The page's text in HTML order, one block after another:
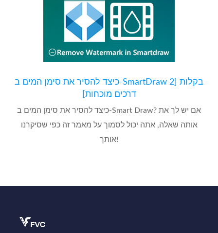
כיצד להסיר את סימן המים ב-SmartDraw בקלות [2
דרכים מוכחות]
כיצד להסיר את סימן המים ב-Smart Draw? אם יש לך את
אותה שאלה, אתה יכול לסמוך על מאמר זה כפי שסיקרנו
אותך!